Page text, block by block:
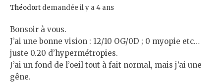
Théodort demandée il y a 4 ans
Bonsoir à vous.
J’ai une bonne vision : 12/10 OG/0D ; 0 myopie etc…
juste 0.20 d’hypermétropies.
J’ai un fond de l’oeil tout à fait normal, mais j’ai une
gêne.